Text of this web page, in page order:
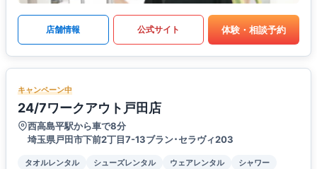
店舗情報 公式サイト 体験・相談予約
キャンペーン中
24/7ワークアウト戸田店
西高島平駅から車で8分
埼玉県戸田市下前2丁目7-13ブラン･セラヴィ203
タオルレンタル シューズレンタル ウェアレンタル
シャワー